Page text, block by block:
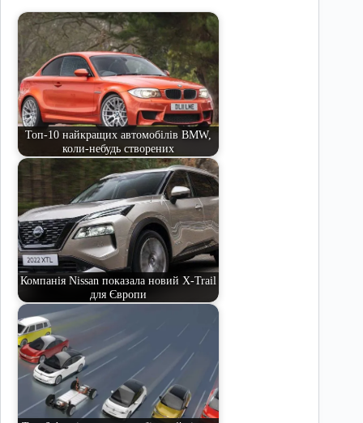
Топ-10 найкращих автомобілів BMW,
коли-небудь створених
Компанія Nissan показала новий X-Trail
для Європи